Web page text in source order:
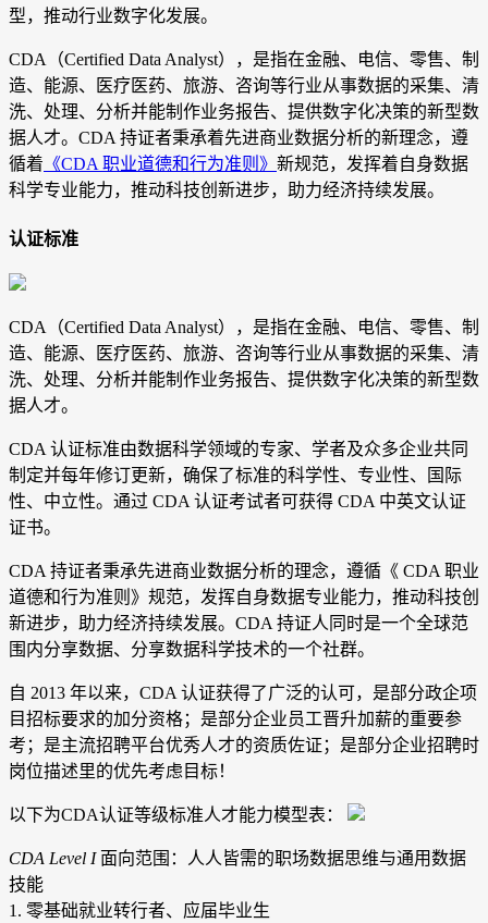
型，推动行业数字化发展。
CDA（Certified Data Analyst），是指在金融、电信、零售、制
造、能源、医疗医药、旅游、咨询等行业从事数据的采集、清
洗、处理、分析并能制作业务报告、提供数字化决策的新型数
据人才。CDA 持证者秉承着先进商业数据分析的新理念，遵
循着 《CDA 职业道德和行为准则》 新规范，发挥着自身数据
科学专业能力，推动科技创新进步，助力经济持续发展。
认证标准
CDA（Certified Data Analyst），是指在金融、电信、零售、制
造、能源、医疗医药、旅游、咨询等行业从事数据的采集、清
洗、处理、分析并能制作业务报告、提供数字化决策的新型数
据人才。
CDA 认证标准由数据科学领域的专家、学者及众多企业共同
制定并每年修订更新，确保了标准的科学性、专业性、国际
性、中立性。通过 CDA 认证考试者可获得 CDA 中英文认证
证书。
CDA 持证者秉承先进商业数据分析的理念，遵循《 CDA 职业
道德和行为准则》规范，发挥自身数据专业能力，推动科技创
新进步，助力经济持续发展。CDA 持证人同时是一个全球范
围内分享数据、分享数据科学技术的一个社群。
自 2013 年以来，CDA 认证获得了广泛的认可，是部分政企项
目招标要求的加分资格；是部分企业员工晋升加薪的重要参
考；是主流招聘平台优秀人才的资质佐证；是部分企业招聘时
岗位描述里的优先考虑目标！
以下为CDA认证等级标准人才能力模型表：
CDA Level I面向范围：人人皆需的职场数据思维与通用数据
技能
1. 零基础就业转行者、应届毕业生